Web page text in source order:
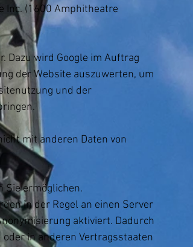
Inc. (1600 Amphitheatre
Dazu wird Google im Auftrag
der Website auszuwerten, um
und der
mit anderen Daten von
Sie ermöglichen.
in der Regel an einen Server
aktiviert. Dadurch
in anderen Vertragsstaaten